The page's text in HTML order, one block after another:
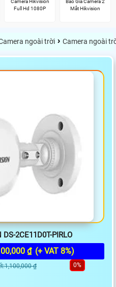
Camera Hikvision
Full Hd 1080P
Báo Giá Camera 2
Mắt Hikvision
ngoài trời › Camera ngoài
2CE11D0T-PIRLO
₫ (+ VAT 8%)
₫ 0%